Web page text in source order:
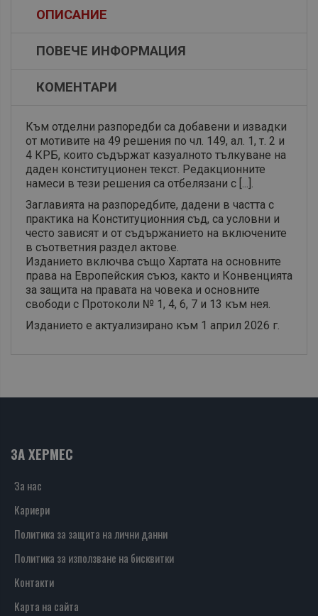
ОПИСАНИЕ
ПОВЕЧЕ ИНФОРМАЦИЯ
КОМЕНТАРИ
Към отделни разпоредби са добавени и извадки
от мотивите на 49 решения по чл. 149, ал. 1, т. 2 и
4 КРБ, които съдържат казуалното тълкуване на
даден конституционен текст. Редакционните
намеси в тези решения са отбелязани с [...].
Заглавията на разпоредбите, дадени в частта с
практика на Конституционния съд, са условни и
често зависят и от съдържанието на включените
в съответния раздел актове.
Изданието включва също Хартата на основните
права на Европейския съюз, както и Конвенцията
за защита на правата на човека и основните
свободи с Протоколи № 1, 4, 6, 7 и 13 към нея.
Изданието е актуализирано към 1 април 2026 г.
ЗА ХЕРМЕС
За нас
Кариери
Политика за защита на лични данни
Политика за използване на бисквитки
Контакти
Карта на сайта